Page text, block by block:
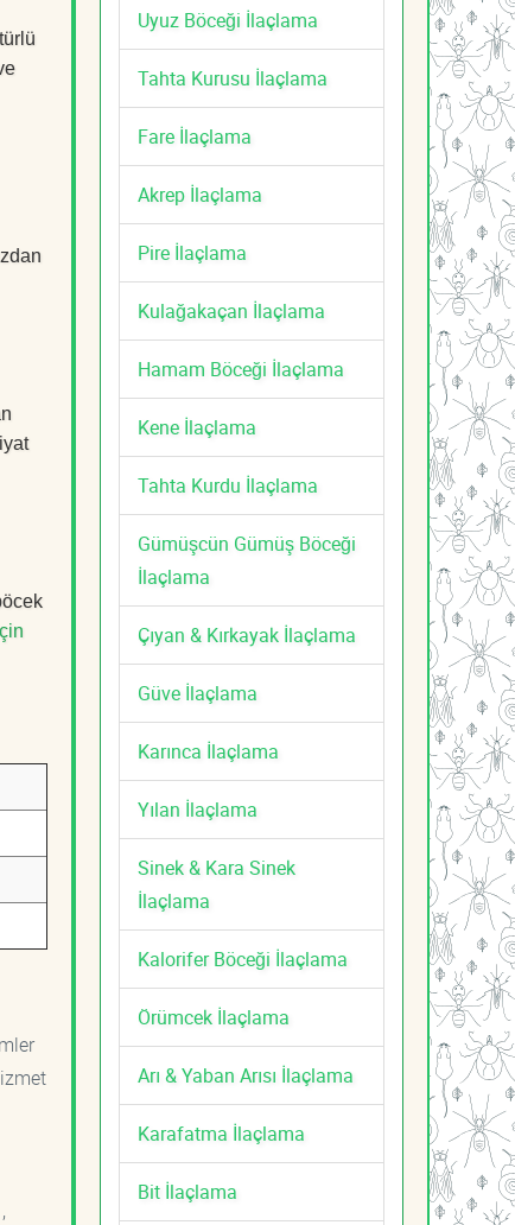
Uyuz Böceği İlaçlama
Tahta Kurusu İlaçlama
Fare İlaçlama
Akrep İlaçlama
Pire İlaçlama
Kulağakaçan İlaçlama
Hamam Böceği İlaçlama
Kene İlaçlama
Tahta Kurdu İlaçlama
Gümüşcün Gümüş Böceği
İlaçlama
Çıyan & Kırkayak İlaçlama
Güve İlaçlama
Karınca İlaçlama
Yılan İlaçlama
Sinek & Kara Sinek
İlaçlama
Kalorifer Böceği İlaçlama
Örümcek İlaçlama
Arı & Yaban Arısı İlaçlama
Karafatma İlaçlama
Bit İlaçlama